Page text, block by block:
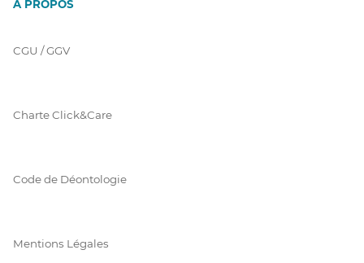
À PROPOS
CGU / GGV
Charte Click&Care
Code de Déontologie
Mentions Légales